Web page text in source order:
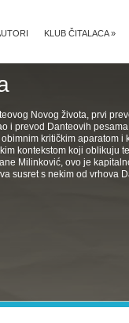
KLUB ČITALACA»
Novog života, prvi
i prevod Danteovih
kritičkim aparatom i
kontekstom koji oblikuju
Milinković, ovo je
susret s nekim od vrhova